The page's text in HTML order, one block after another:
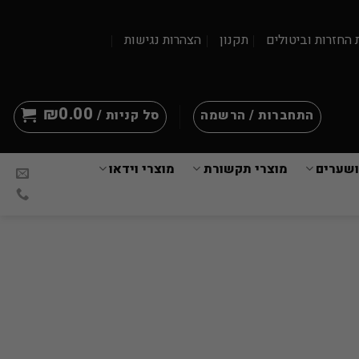
החזרות וביטולים תקנון הצהרות נגישות
התחברות / הרשמה סל קניות / ₪0.00
מוצרי תקשורת מוצרי וידאו